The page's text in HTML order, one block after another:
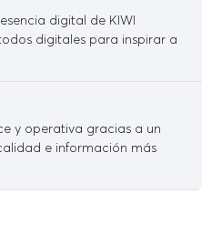
digital de KIWI
digitales para inspirar a
y operativa gracias a un
e información más